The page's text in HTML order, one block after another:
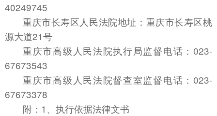
40249745
重庆市长寿区人民法院地址：重庆市长寿区桃
源大道21号
重庆市高级人民法院执行局监督电话：023-
67673543
重庆市高级人民法院督查室监督电话：023-
67673378
附：1、执行依据法律文书